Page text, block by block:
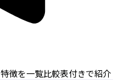
徴を一覧比較表付きで紹介